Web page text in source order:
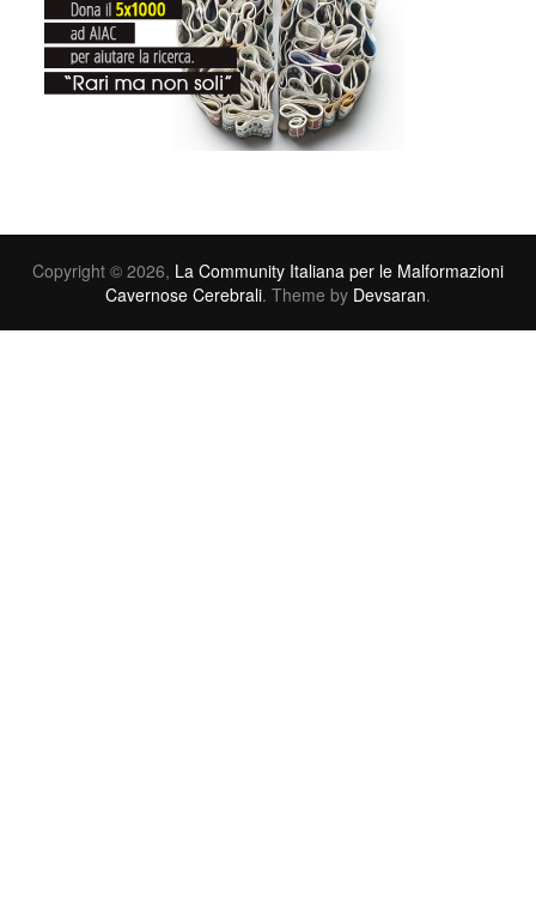
Copyright © 2026, La Community Italiana per le Malformazioni
Cavernose Cerebrali. Theme by Devsaran.